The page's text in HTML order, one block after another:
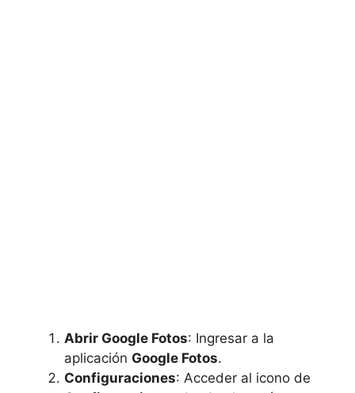
Abrir Google Fotos: Ingresar a la
aplicación Google Fotos.
Configuraciones: Acceder al icono de